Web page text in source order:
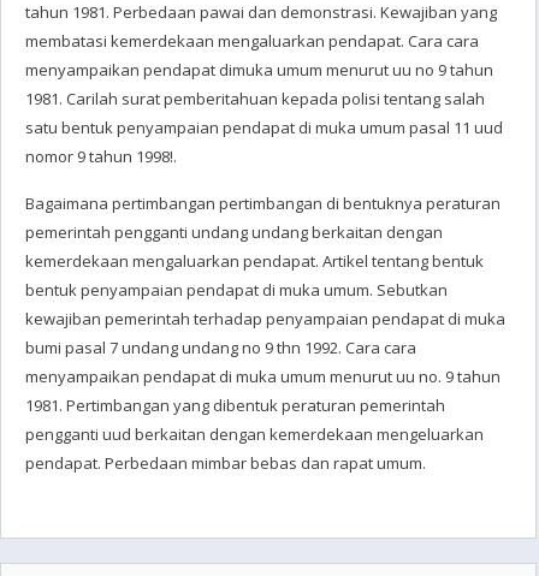
tahun 1981. Perbedaan pawai dan demonstrasi. Kewajiban yang
membatasi kemerdekaan mengaluarkan pendapat. Cara cara
menyampaikan pendapat dimuka umum menurut uu no 9 tahun
1981. Carilah surat pemberitahuan kepada polisi tentang salah
satu bentuk penyampaian pendapat di muka umum pasal 11 uud
nomor 9 tahun 1998!.
Bagaimana pertimbangan pertimbangan di bentuknya peraturan
pemerintah pengganti undang undang berkaitan dengan
kemerdekaan mengaluarkan pendapat. Artikel tentang bentuk
bentuk penyampaian pendapat di muka umum. Sebutkan
kewajiban pemerintah terhadap penyampaian pendapat di muka
bumi pasal 7 undang undang no 9 thn 1992. Cara cara
menyampaikan pendapat di muka umum menurut uu no. 9 tahun
1981. Pertimbangan yang dibentuk peraturan pemerintah
pengganti uud berkaitan dengan kemerdekaan mengeluarkan
pendapat. Perbedaan mimbar bebas dan rapat umum.